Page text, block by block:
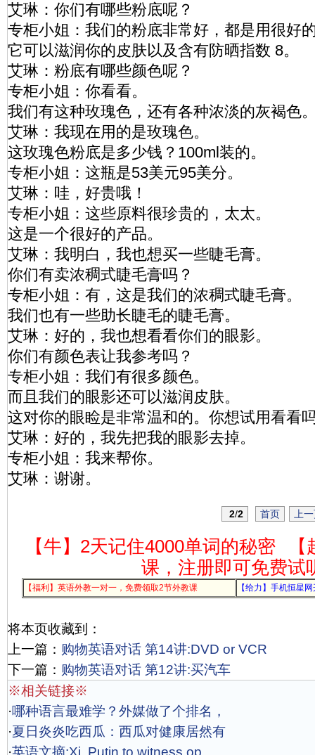
艾琳：你们有哪些粉底呢？
专柜小姐：我们的粉底非常好，都是用很好
它可以滋润你的皮肤以及含有防晒指数 8。
艾琳：粉底有哪些颜色呢？
专柜小姐：你看看。
我们有这种玫瑰色，还有各种浓淡的灰褐色
艾琳：我现在用的是玫瑰色。
这玫瑰色粉底是多少钱？100ml装的。
专柜小姐：这瓶是53美元95美分。
艾琳：哇，好贵哦！
专柜小姐：这些原料很珍贵的，太太。
这是一个很好的产品。
艾琳：我明白，我也想买一些睫毛膏。
你们有卖浓稠式睫毛膏吗？
专柜小姐：有，这是我们的浓稠式睫毛膏。
我们也有一些助长睫毛的睫毛膏。
艾琳：好的，我也想看看你们的眼影。
你们有颜色表让我参考吗？
专柜小姐：我们有很多颜色。
而且我们的眼影还可以滋润皮肤。
这对你的眼睑是非常温和的。你想试用看看
艾琳：好的，我先把我的眼影去掉。
专柜小姐：我来帮你。
艾琳：谢谢。
2/2 首页 上
【牛】2天记住4000单词的秘密
课，注册即可免费试
【福利】英语外教一对一，免费领取2节外教课 【给力】手机恒星
将本页收藏到：
上一篇： 购物英语对话 第14讲:DVD or VCR
下一篇： 购物英语对话 第12讲:买汽车
※相关链接※
·哪种语言最难学？外媒做了个排名，
·夏日炎炎吃西瓜：西瓜对健康居然有
·英语文摘:Xi, Putin to witness op